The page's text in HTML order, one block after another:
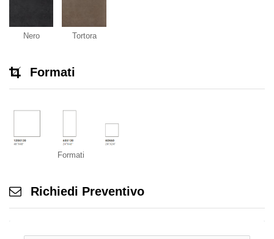
Nero Tortora
Formati
Formati
Richiedi Preventivo